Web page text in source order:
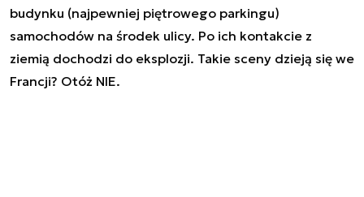
budynku (najpewniej piętrowego parkingu)
samochodów na środek ulicy. Po ich kontakcie z
ziemią dochodzi do eksplozji. Takie sceny dzieją się we
Francji? Otóż NIE.